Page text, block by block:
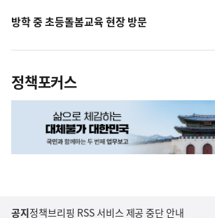
방학 중 초등돌봄교육 현장 방문
정책포커스
공지정책브리핑 RSS 서비스 제공 중단 안내